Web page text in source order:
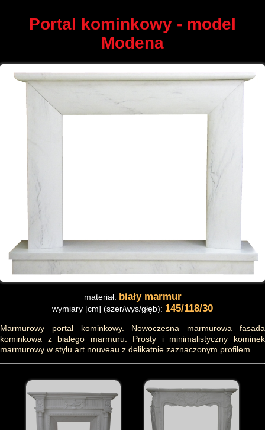
Portal kominkowy - model
Modena
materiał: biały marmur
wymiary [cm] (szer/wys/głęb): 145/118/30
Marmurowy portal kominkowy. Nowoczesna marmurowa fasada
kominkowa z białego marmuru. Prosty i minimalistyczny kominek
marmurowy w stylu art nouveau z delikatnie zaznaczonym profilem.